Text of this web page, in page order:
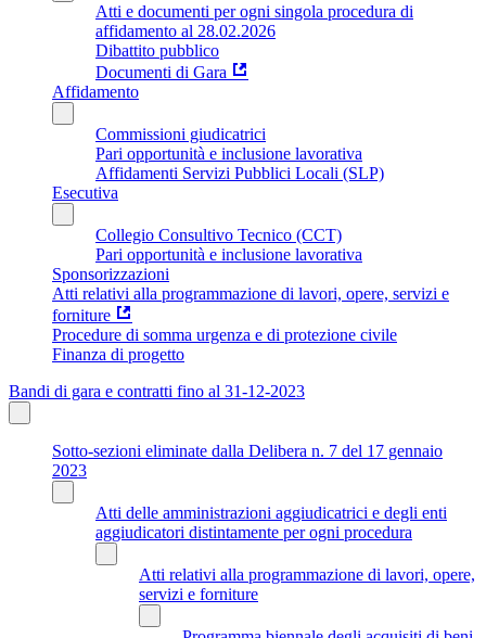
Atti e documenti per ogni singola procedura di
affidamento al 28.02.2026
Dibattito pubblico
Documenti di Gara
Affidamento
Commissioni giudicatrici
Pari opportunità e inclusione lavorativa
Affidamenti Servizi Pubblici Locali (SLP)
Esecutiva
Collegio Consultivo Tecnico (CCT)
Pari opportunità e inclusione lavorativa
Sponsorizzazioni
Atti relativi alla programmazione di lavori, opere, servizi e
forniture
Procedure di somma urgenza e di protezione civile
Finanza di progetto
Bandi di gara e contratti fino al 31-12-2023
Sotto-sezioni eliminate dalla Delibera n. 7 del 17 gennaio
2023
Atti delle amministrazioni aggiudicatrici e degli enti
aggiudicatori distintamente per ogni procedura
Atti relativi alla programmazione di lavori, opere,
servizi e forniture